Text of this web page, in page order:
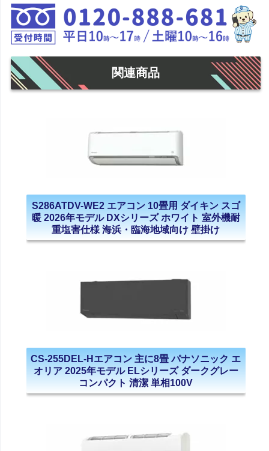
関連商品
S286ATDV-WE2 エアコン 10畳用 ダイキン スゴ
暖 2026年モデル DXシリーズ ホワイト 室外機耐
重塩害仕様 海浜・臨海地域向け 壁掛け
CS-255DEL-Hエアコン 主に8畳 パナソニック エ
オリア 2025年モデル ELシリーズ ダークグレー
コンパクト 清潔 単相100V